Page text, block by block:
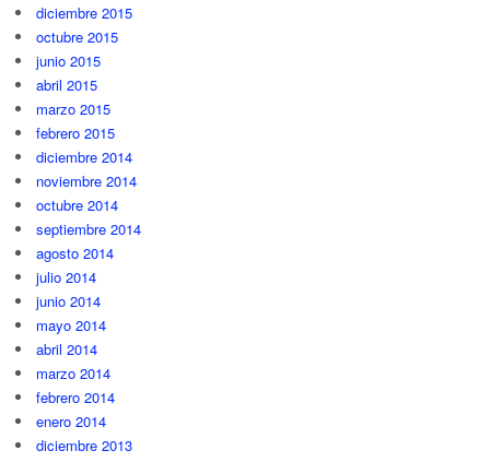
diciembre 2015
octubre 2015
junio 2015
abril 2015
marzo 2015
febrero 2015
diciembre 2014
noviembre 2014
octubre 2014
septiembre 2014
agosto 2014
julio 2014
junio 2014
mayo 2014
abril 2014
marzo 2014
febrero 2014
enero 2014
diciembre 2013